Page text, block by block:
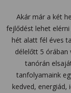
Akár már a két
fejlődést lehet
hét alatt fél éves
délelőtt 5 órában
tanórán
tanfolyamaink
kedved, energiád,